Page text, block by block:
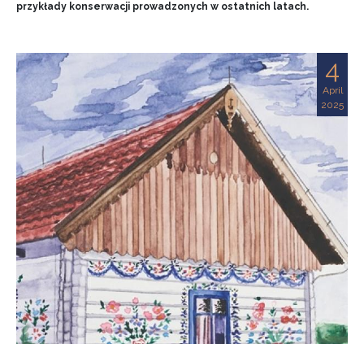
przykłady konserwacji prowadzonych w ostatnich latach.
4
April
2025